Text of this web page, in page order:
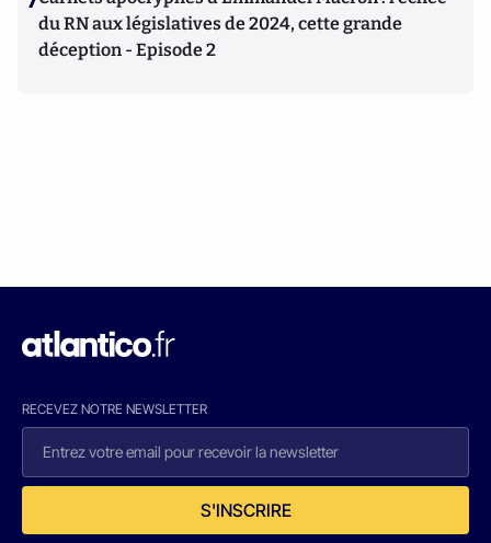
du RN aux législatives de 2024, cette grande
déception - Episode 2
RECEVEZ NOTRE NEWSLETTER
S'INSCRIRE